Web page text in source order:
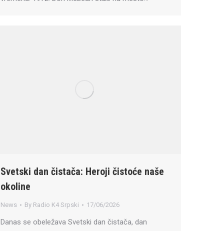
Svetski dan čistača: Heroji čistoće naše
okoline
News By Radio K4 Srpski 17/06/2026
Danas se obeležava Svetski dan čistača, dan